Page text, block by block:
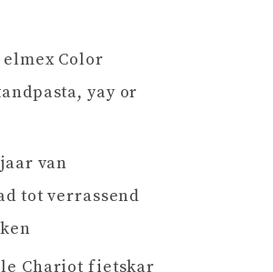
Color
yay or
van
tot verrassend
Chariot fietskar